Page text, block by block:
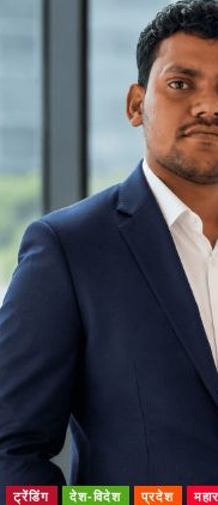
ट्रेंडिंग देश-विदेश प्रदेश